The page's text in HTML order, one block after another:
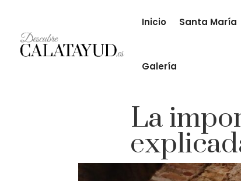
Inicio Santa María
Galería
La